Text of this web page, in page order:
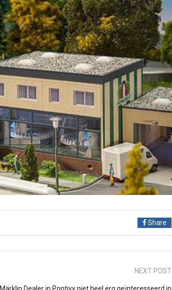
Share
NEXT POST